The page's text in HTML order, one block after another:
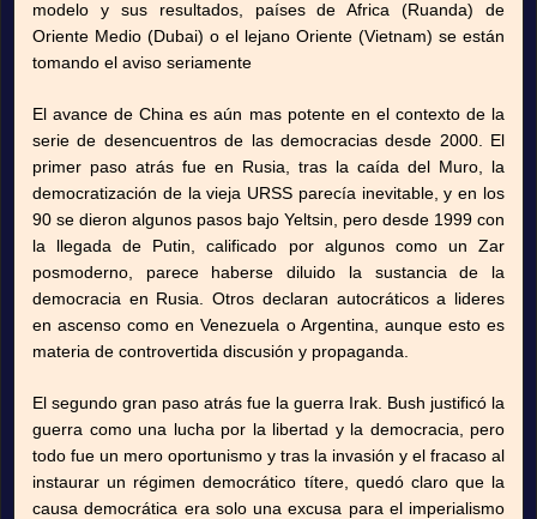
modelo y sus resultados, países de Africa (Ruanda) de
Oriente Medio (Dubai) o el lejano Oriente (Vietnam) se están
tomando el aviso seriamente
El avance de China es aún mas potente en el contexto de la
serie de desencuentros de las democracias desde 2000. El
primer paso atrás fue en Rusia, tras la caída del Muro, la
democratización de la vieja URSS parecía inevitable, y en los
90 se dieron algunos pasos bajo Yeltsin, pero desde 1999 con
la llegada de Putin, calificado por algunos como un Zar
posmoderno, parece haberse diluido la sustancia de la
democracia en Rusia. Otros declaran autocráticos a lideres
en ascenso como en Venezuela o Argentina, aunque esto es
materia de controvertida discusión y propaganda.
El segundo gran paso atrás fue la guerra Irak. Bush justificó la
guerra como una lucha por la libertad y la democracia, pero
todo fue un mero oportunismo y tras la invasión y el fracaso al
instaurar un régimen democrático títere, quedó claro que la
causa democrática era solo una excusa para el imperialismo